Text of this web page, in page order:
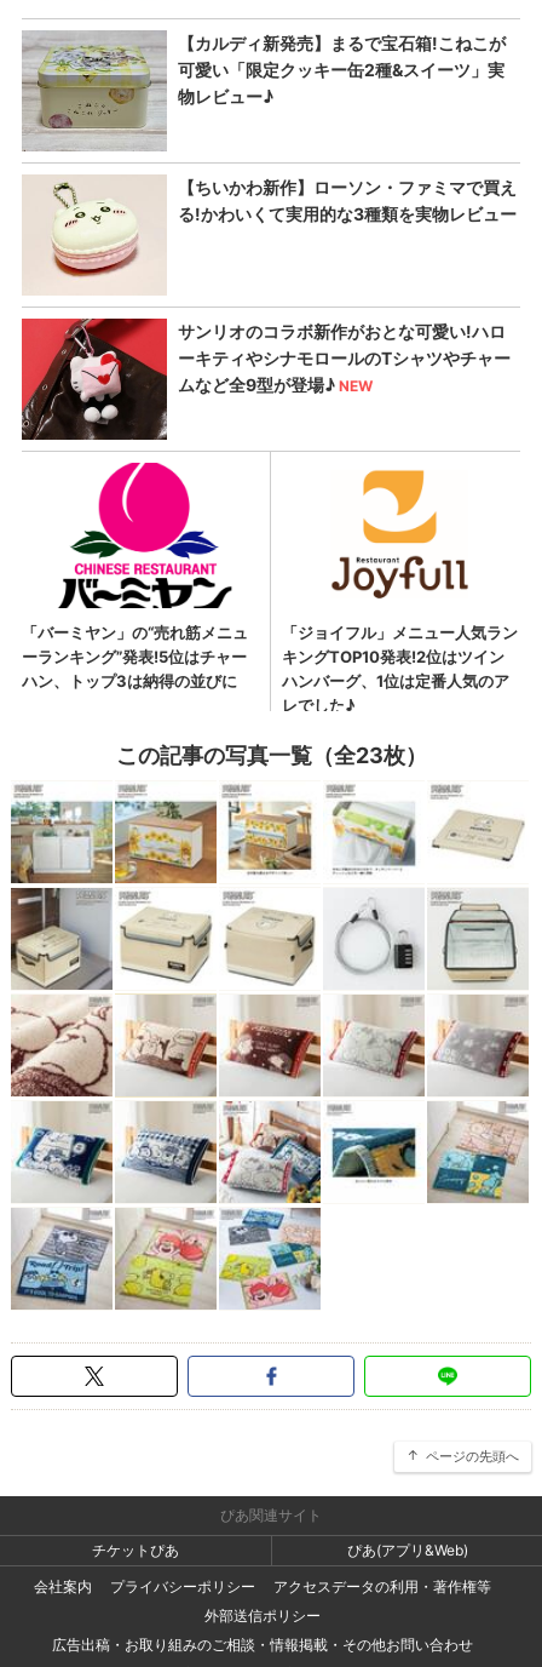
この記事の写真一覧（全23枚）
ページの先頭へ
ぴあ関連サイト
チケットぴあ
ぴあ(アプリ&Web)
会社案内
プライバシーポリシー
アクセスデータの利用・著作権等
外部送信ポリシー
広告出稿・お取り組みのご相談・情報掲載・その他お問い合わせ